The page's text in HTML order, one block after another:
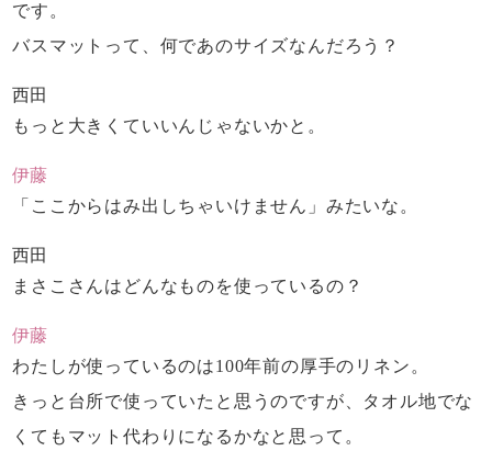
です。
バスマットって、何であのサイズなんだろう？
西田
もっと大きくていいんじゃないかと。
伊藤
「ここからはみ出しちゃいけません」みたいな。
西田
まさこさんはどんなものを使っているの？
伊藤
わたしが使っているのは100年前の厚手のリネン。
きっと台所で使っていたと思うのですが、 タオル地でな
くても マット代わりになるかなと思って。